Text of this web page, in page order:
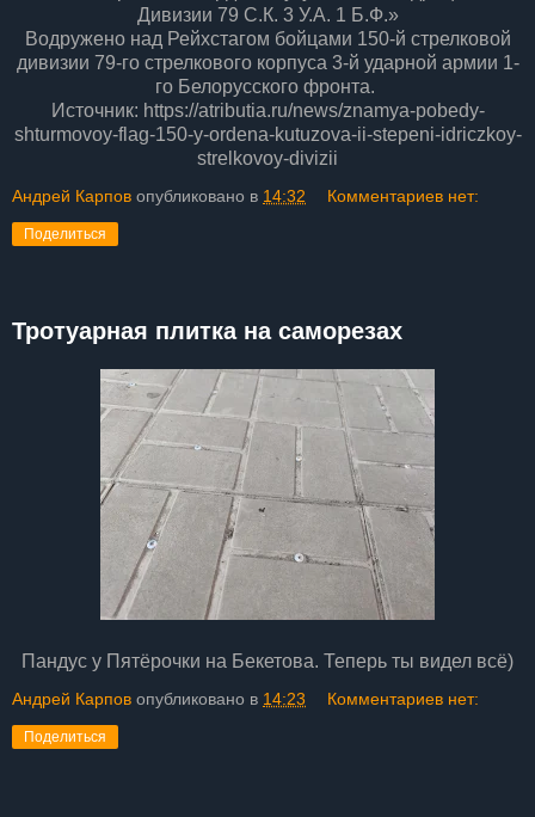
Дивизии 79 С.К. 3 У.А. 1 Б.Ф.»
Водружено над Рейхстагом бойцами 150-й стрелковой
дивизии 79-го стрелкового корпуса 3-й ударной армии 1-
го Белорусского фронта.
Источник: https://atributia.ru/news/znamya-pobedy-
shturmovoy-flag-150-y-ordena-kutuzova-ii-stepeni-idriczkoy-
strelkovoy-divizii
Андрей Карпов опубликовано в 14:32 Комментариев нет:
Поделиться
Тротуарная плитка на саморезах
Пандус у Пятёрочки на Бекетова. Теперь ты видел всё)
Андрей Карпов опубликовано в 14:23 Комментариев нет:
Поделиться